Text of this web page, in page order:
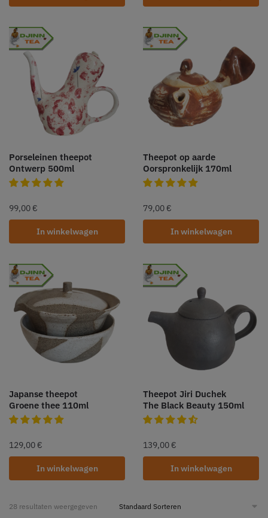
Porseleinen theepot
Ontwerp 500ml
99,00 €
In winkelwagen
Theepot op aarde
Oorspronkelijk 170ml
79,00 €
In winkelwagen
Japanse theepot
Groene thee 110ml
129,00 €
In winkelwagen
Theepot Jiri Duchek
The Black Beauty 150ml
139,00 €
In winkelwagen
28 resultaten weergegeven